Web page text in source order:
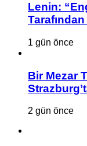
Lenin:
1 gün önce
Bir Mezar
2 gün önce